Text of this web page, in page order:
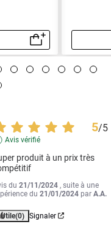
5/5
Avis vérifié
produit à un prix très
du21/11/2024 , suite à une
du21/01/2024 parA.A.
Utile(0) Signaler